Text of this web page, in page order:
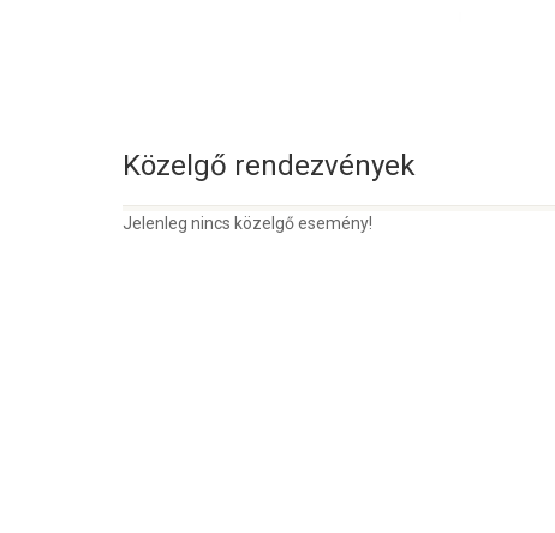
Közelgő rendezvények
Jelenleg nincs közelgő esemény!